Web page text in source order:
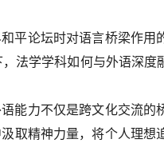
平论坛时对语言桥梁作用
法学学科如何与外语深度
能力不仅是跨文化交流的
取精神力量，将个人理想